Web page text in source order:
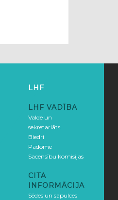
LHF
LHF VADĪBA
Valde un
sekretariāts
Biedri
Padome
Sacensību komisijas
CITA
INFORMĀCIJA
Sēdes un sapulces